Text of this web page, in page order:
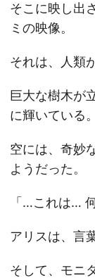
そこに映し出
ミの映像。
それは、人類
巨大な樹木が
に輝いている。
空には、奇妙
ようだった。
「…これは…
アリスは、言
そして、モニ